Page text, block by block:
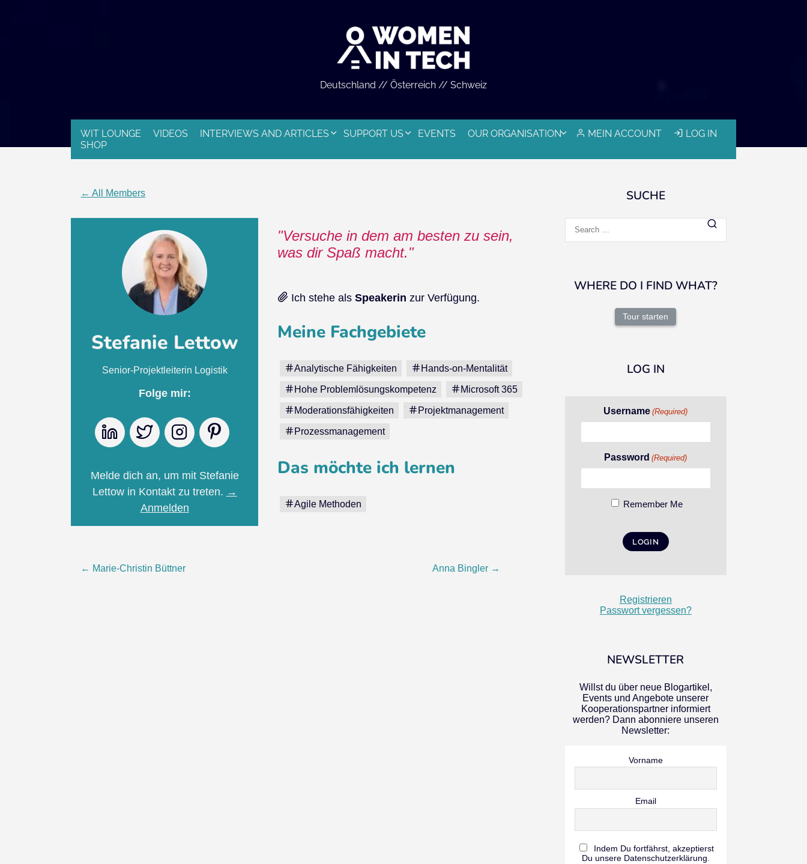
Deutschland // Österreich // Schweiz
MEIN ACCOUNT LOG IN
WIT LOUNGE VIDEOS INTERVIEWS AND ARTICLES SUPPORT US EVENTS
OUR ORGANISATION
SHOP
← All Members
Stefanie Lettow
Senior-Projektleiterin Logistik
Folge mir:
LinkedIn Twitter Instagram
Melde dich an, um mit Stefanie
Lettow in Kontakt zu treten. →
Anmelden
Versuche in dem am besten zu sein,
was dir Spaß macht.
Ich stehe als Speakerin zur Verfügung.
Meine Fachgebiete
Analytische Fähigkeiten Hands-on-Mentalität
Hohe Problemlösungskompetenz Microsoft 365
Moderationsfähigkeiten Projektmanagement
Prozessmanagement
Das möchte ich lernen
Agile Methoden
Post
← Marie-Christin Büttner Anna Bingler →
SUCHE
for:
WHERE DO I FIND WHAT?
Tour starten
LOG IN
Username (Required)
Password (Required)
Remember Me
Registrieren
Passwort vergessen?
NEWSLETTER
Willst du über neue Blogartikel,
Events und Angebote unserer
Kooperationspartner informiert
werden? Dann abonniere unseren
Newsletter:
Vorname
Email
Indem Du fortfährst, akzeptierst
Du unsere Datenschutzerklärung.